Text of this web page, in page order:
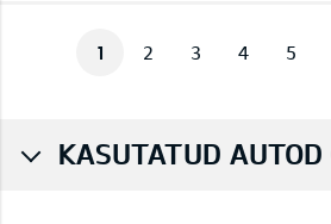
1 2 3 4 5
KASUTATUD